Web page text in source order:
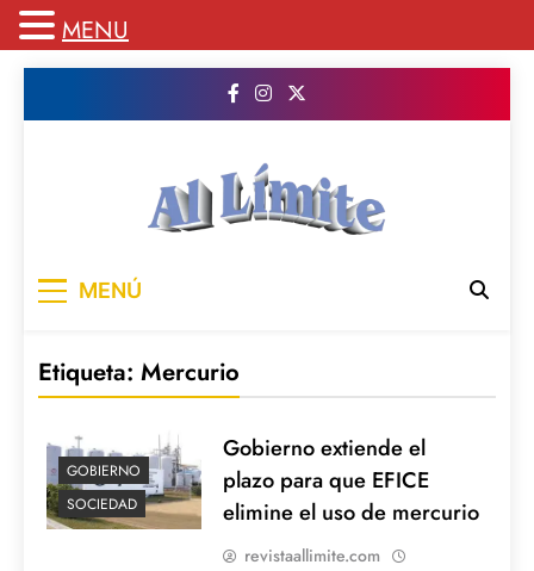
publicamos todo el contenido e informacion
MENÚ
Etiqueta: Mercurio
GOBIERNO
SOCIEDAD
Gobierno extiende el
plazo para que EFICE
elimine el uso de mercurio
revistaallimite.com
MENU